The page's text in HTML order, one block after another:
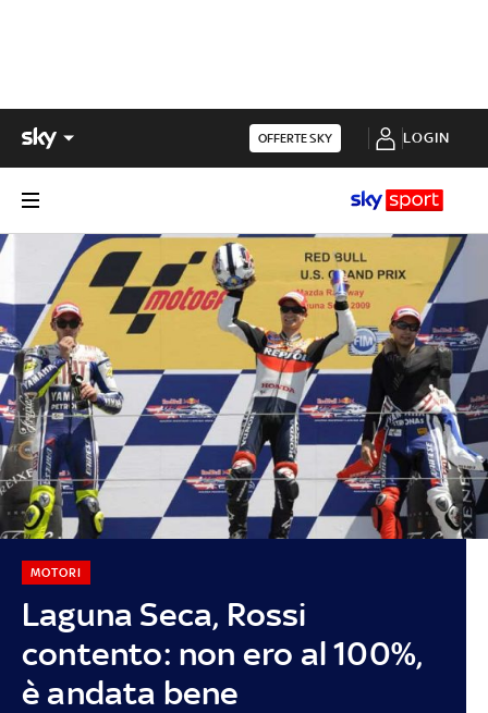
OFFERTE SKY LOGIN
Laguna Seca, Rossi
contento: non ero al 100%,
è andata bene
MOTORI